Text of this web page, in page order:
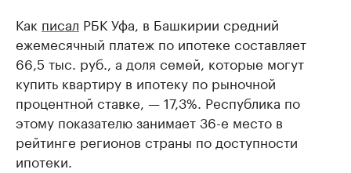
Как писал РБК Уфа, в Башкирии средний
ежемесячный платеж по ипотеке составляет
66,5 тыс. руб., а доля семей, которые могут
купить квартиру в ипотеку по рыночной
процентной ставке, — 17,3%. Республика по
этому показателю занимает 36-е место в
рейтинге регионов страны по доступности
ипотеки.